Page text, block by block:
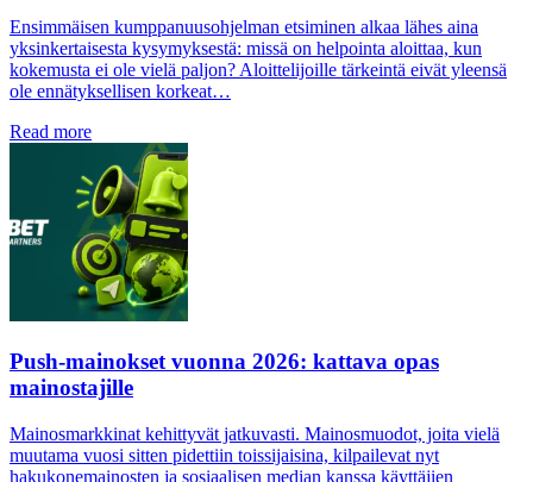
Ensimmäisen kumppanuusohjelman etsiminen alkaa lähes aina
yksinkertaisesta kysymyksestä: missä on helpointa aloittaa, kun
kokemusta ei ole vielä paljon? Aloittelijoille tärkeintä eivät yleensä
ole ennätyksellisen korkeat…
Read more
Push-mainokset vuonna 2026: kattava opas
mainostajille
Mainosmarkkinat kehittyvät jatkuvasti. Mainosmuodot, joita vielä
muutama vuosi sitten pidettiin toissijaisina, kilpailevat nyt
hakukonemainosten ja sosiaalisen median kanssa käyttäjien